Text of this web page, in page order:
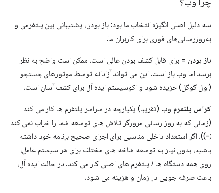
سه دلیل اصلی انگیزه انتخاب ما بود: باز بودن، پشتیبانی بین پلتفرمی و
به‌روزرسانی‌های فوری برای کاربران ما.
باز بودن = برای قابل کشف بودن عالی است. ممکن است واضح به نظر
برسد اما وب باز است. این می تواند آزادانه توسط موتورهای جستجو
(اول گوگل) خزیده شود و اکوسیستم ایده آل برای کشف آسان است.
کراس پلتفرم وب (تقریبا) یکپارچه در سراسر پلتفرم ها کار می کند
(زمانی که به روز رسانی مرورگر تلاش های توسعه شما را خراب نمی کند
;-)). اگر استعداد داخلی مناسبی برای اجرای صحیح برنامه خود داشته
باشید، بدون نیاز به توسعه شاخه های مختلف برای هر سیستم عامل،
روی همه دستگاه ها / پلتفرم های اصلی کار می کند. در حالت ایده آل،
باعث صرفه جویی در زمان و هزینه می شود.